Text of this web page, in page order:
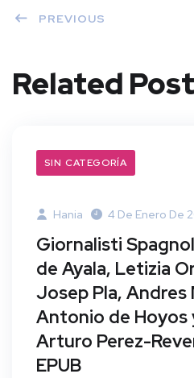
PREVIOUS
Related
SIN CATEGORÍA
Hania 4 De Enero De
Giornalisti
de Ayala, Letizia
Josep Pla, Andres
Antonio de Hoyos
Arturo Perez-
EPUB